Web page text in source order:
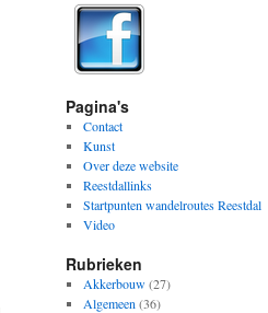
Pagina's
Contact
Kunst
Over deze website
Reestdallinks
Startpunten wandelroutes Reestdal
Video
Rubrieken
Akkerbouw(27)
Algemeen (36)